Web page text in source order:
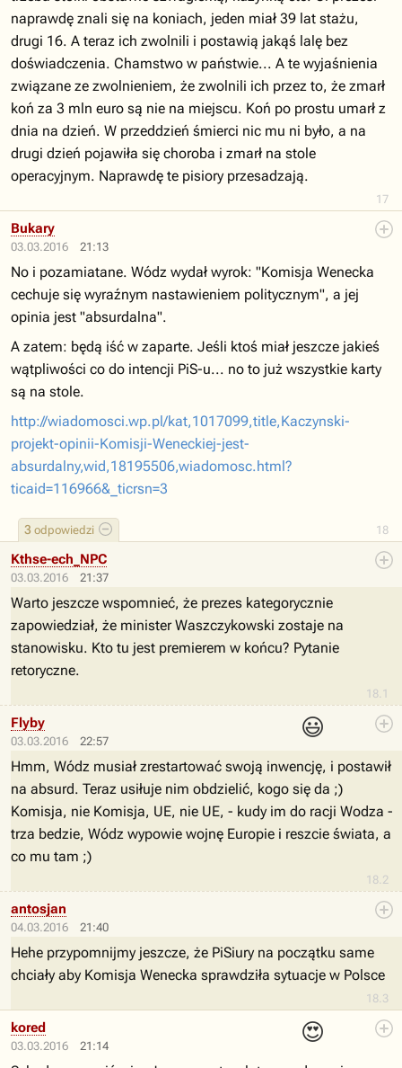
17
naprawdę znali się na koniach, jeden miał 39 lat stażu,
drugi 16. A teraz ich zwolnili i postawią jakąś lalę bez
doświadczenia. Chamstwo w państwie... A te wyjaśnienia
związane ze zwolnieniem, że zwolnili ich przez to, że zmarł
koń za 3 mln euro są nie na miejscu. Koń po prostu umarł z
dnia na dzień. W przeddzień śmierci nic mu ni było, a na
drugi dzień pojawiła się choroba i zmarł na stole
operacyjnym. Naprawdę te pisiory przesadzają.
03.03.2016 21:13
18
3 odpowiedzi
Bukary
No i pozamiatane. Wódz wydał wyrok: "Komisja Wenecka
cechuje się wyraźnym nastawieniem politycznym", a jej
opinia jest "absurdalna".
A zatem: będą iść w zaparte. Jeśli ktoś miał jeszcze jakieś
wątpliwości co do intencji PiS-u... no to już wszystkie karty
są na stole.
http://wiadomosci.wp.pl/kat,1017099,title,Kaczynski-
projekt-opinii-Komisji-Weneckiej-jest-
absurdalny,wid,18195506,wiadomosc.html?
ticaid=116966&_ticrsn=3
03.03.2016 21:37
18.1
Kthse-ech_NPC
Warto jeszcze wspomnieć, że prezes kategorycznie
zapowiedział, że minister Waszczykowski zostaje na
stanowisku. Kto tu jest premierem w końcu? Pytanie
retoryczne.
03.03.2016 22:57
😃
18.2
Flyby
Hmm, Wódz musiał zrestartować swoją inwencję, i postawił
na absurd. Teraz usiłuje nim obdzielić, kogo się da ;)
Komisja, nie Komisja, UE, nie UE, - kudy im do racji Wodza -
trza bedzie, Wódz wypowie wojnę Europie i reszcie świata, a
co mu tam ;)
04.03.2016 21:40
18.3
antosjan
Hehe przypomnijmy jeszcze, że PiSiury na początku same
chciały aby Komisja Wenecka sprawdziła sytuacje w Polsce
03.03.2016 21:14
😍
kored